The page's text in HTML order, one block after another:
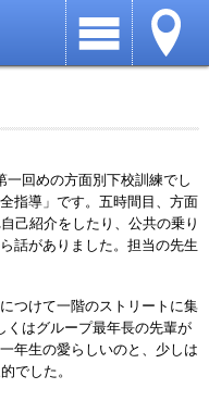
回めの方面別下校訓練でし
指導」です。五時間目、方面
己紹介をしたり、公共の乗り
話がありました。担当の先生
つけて一階のストリートに集
くはグループ最年長の先輩が
年生の愛らしいのと、少しは
でした。